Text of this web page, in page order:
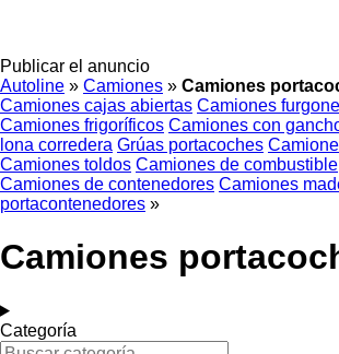
Publicar el anuncio
Autoline » Camiones » Camiones
Camiones cajas abiertas Camiones
Camiones frigoríficos Camiones con
lona corredera Grúas portacoches
Camiones toldos Camiones de combustible
Camiones de contenedores Camiones
portacontenedores »
Camiones
Categoría